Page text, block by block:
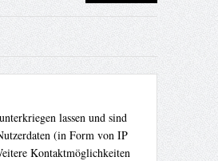
lassen und sind
(in Form von IP
Kontaktmöglichkeiten